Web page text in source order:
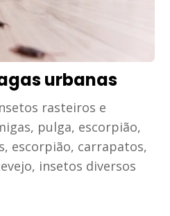
urbanas
rasteiros e
pulga, escorpião,
escorpião, carrapatos,
insetos diversos